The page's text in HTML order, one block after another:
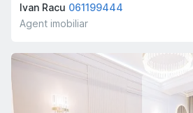
Ivan Racu 061199444
Agent imobiliar